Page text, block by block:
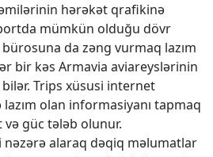
hərəkət qrafikinə
mümkün olduğu dövr
da zəng vurmaq lazım
bir kəs Armavia aviareyslərinin
Trips xüsusi internet
olan informasiyanı tapmaq
və güc tələb olunur.
alaraq dəqiq məlumatlar